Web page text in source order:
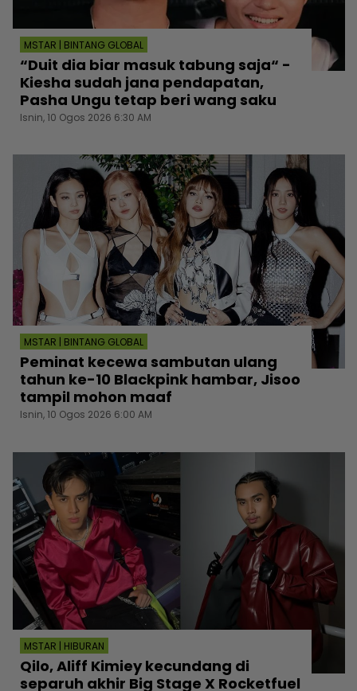
MSTAR | BINTANG GLOBAL
“Duit dia biar masuk tabung saja“ -
Kiesha sudah jana pendapatan,
Pasha Ungu tetap beri wang saku
Isnin, 10 Ogos 2026 6:30 AM
MSTAR | BINTANG GLOBAL
Peminat kecewa sambutan ulang
tahun ke-10 Blackpink hambar, Jisoo
tampil mohon maaf
Isnin, 10 Ogos 2026 6:00 AM
MSTAR | HIBURAN
Qilo, Aliff Kimiey kecundang di
separuh akhir Big Stage X Rocketfuel